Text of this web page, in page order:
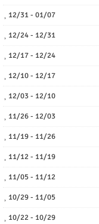
12/31 - 01/07
12/24 - 12/31
12/17 - 12/24
12/10 - 12/17
12/03 - 12/10
11/26 - 12/03
11/19 - 11/26
11/12 - 11/19
11/05 - 11/12
10/29 - 11/05
10/22 - 10/29